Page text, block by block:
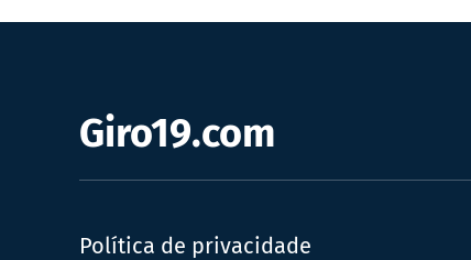
Giro19.com
Política de privacidade